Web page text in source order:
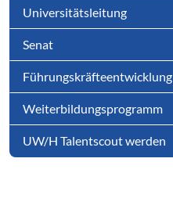
Universitätsleitung
Senat
Führungskräfteentwicklung
Weiterbildungsprogramm
UW/H Talentscout werden